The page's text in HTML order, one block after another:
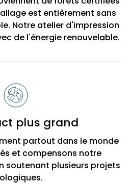
est entièrement sans
Notre atelier d'impression
de l'énergie renouvelable.
plus grand
partout dans le monde
et compensons notre
soutenant plusieurs projets